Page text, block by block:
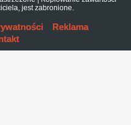
jest zabronione.
Reklama